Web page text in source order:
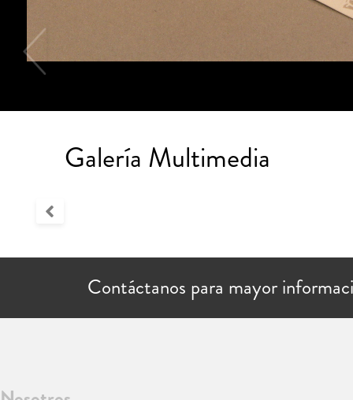
Galería Multimedia
Contáctanos para mayor